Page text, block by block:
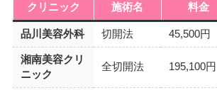
クリニック
施術名 料金
品川美容外科 切開法 45,500円
湘南美容クリ
ニック
全切開法 195,100円